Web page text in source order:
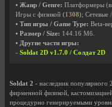
• Жанр / Genre: Платформеры
Игры с физикой (1308); Сетевые
• Тип игры / Game Type: Beta-
• Размер / Size: 144.16 Мб.
• Другие части игры:
- Soldat 2D v1.7.0 / Солдат 2D
Soldat 2 - наследник популярного
фирменной физикой,
процедурно генерируемыми